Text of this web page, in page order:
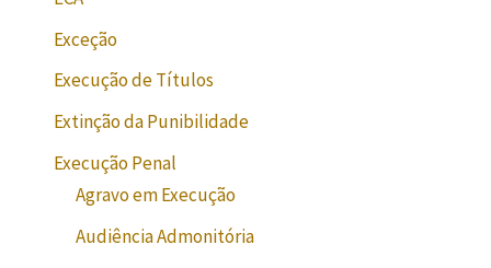
Exceção
Execução de Títulos
Extinção da Punibilidade
Execução Penal
Agravo em Execução
Audiência Admonitória